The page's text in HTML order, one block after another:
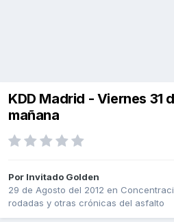
KDD Madrid - Viernes 31
mañana
Por Invitado Golden
29 de Agosto del 2012 en
rodadas y otras crónicas del asfalto